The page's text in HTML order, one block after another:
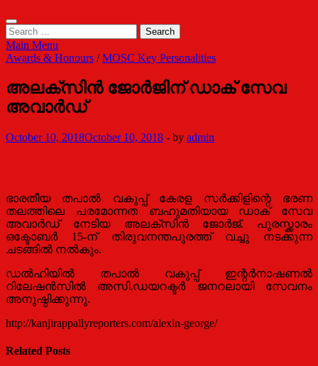
Search
for:
Main Menu
Awards & Honours /MOSC Key Personalities
അലക്സിന്‍ ജോര്‍ജിന് ഡാക് സേവ
അവാർഡ്
October 10, 2018October 10, 2018 - by admin
ഭാരതീയ തപാൽ വകുപ്പ് കേരള സർക്കിളിന്റെ ഭരണ
തലത്തിലെ പരമോന്നത ബഹുമതിയായ ഡാക് സേവ
അവാർഡ് നേടിയ അലക്സിന്‍ ജോര്‍ജ്. പുരസ്ക്കാരം
ഒക്ടോബർ 15-ന് തിരുവനന്തപുരത്ത് വച്ചു നടക്കുന്ന
ചടങ്ങിൽ നൽകും.
ഡൽഹിയിൽ തപാൽ വകുപ്പ് ഇന്റർനാഷണൽ
റിലേഷൻസിൽ അസി.ഡയറക്ടർ ജനറലായി സേവനം
അനുഷ്ഠിക്കുന്നു.
http://kanjirappallyreporters.com/alexin-george/
Related Posts